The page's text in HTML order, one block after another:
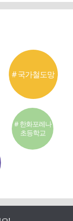
# 국가철도망
# 한화포레나
초등학교